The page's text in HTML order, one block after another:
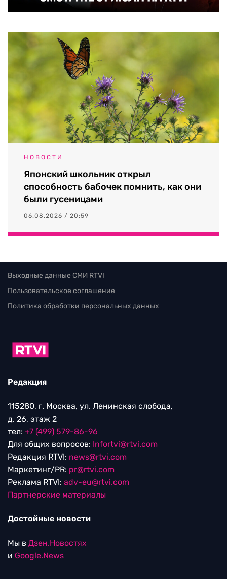
НОВОСТИ
Японский школьник открыл
способность бабочек помнить, как они
были гусеницами
06.08.2026 / 20:59
Выходные данные СМИ RTVI
Пользовательское соглашение
Политика обработки персональных данных
Редакция
115280, г. Москва, ул. Ленинская слобода,
д. 26, этаж 2
тел: +7 (499) 579-86-96
Для общих вопросов: Infortvi@rtvi.com
Редакция RTVI: news@rtvi.com
Маркетинг/PR: pr@rtvi.com
Реклама RTVI: adv-eu@rtvi.com
Партнерские материалы
Достойные новости
Мы в Дзен.Новостях
и Google.News